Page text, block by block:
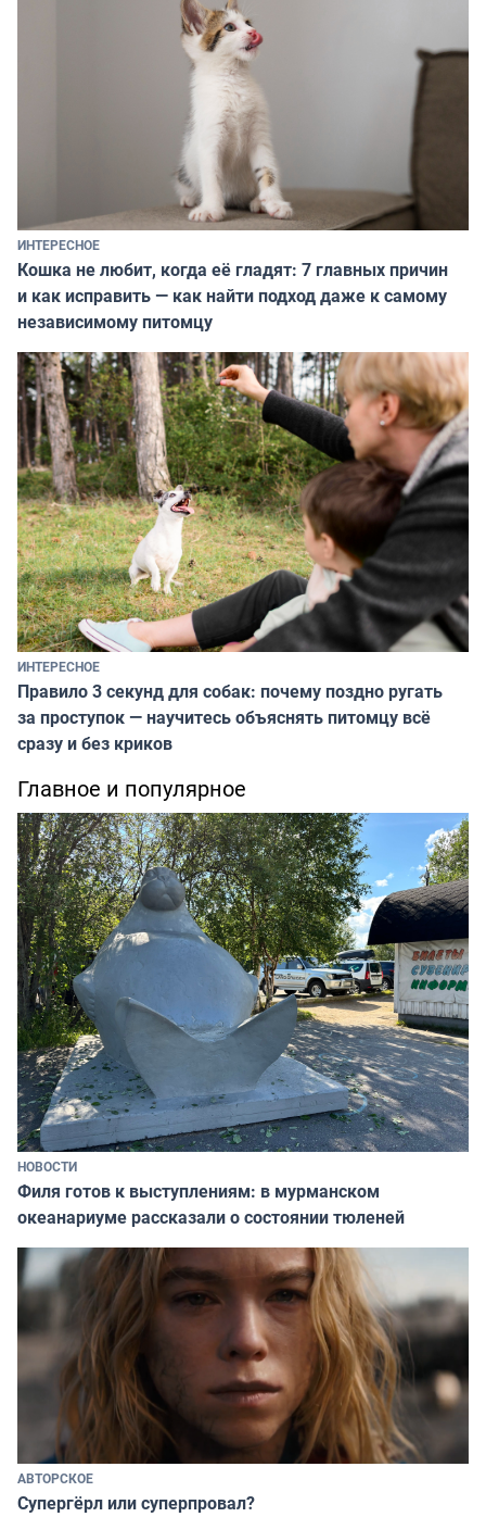
ИНТЕРЕСНОЕ
Кошка не любит, когда её гладят: 7 главных причин
и как исправить — как найти подход даже к самому
независимому питомцу
ИНТЕРЕСНОЕ
Правило 3 секунд для собак: почему поздно ругать
за проступок — научитесь объяснять питомцу всё
сразу и без криков
Главное и популярное
НОВОСТИ
Филя готов к выступлениям: в мурманском
океанариуме рассказали о состоянии тюленей
АВТОРСКОЕ
Супергёрл или суперпровал?